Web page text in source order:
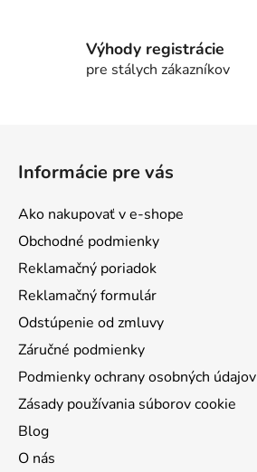
Výhody registrácie
pre stálych zákazníkov
Informácie pre vás
Ako nakupovať v e-shope
Obchodné podmienky
Reklamačný poriadok
Reklamačný formulár
Odstúpenie od zmluvy
Záručné podmienky
Podmienky ochrany osobných údajov
Zásady používania súborov cookie
Blog
O nás